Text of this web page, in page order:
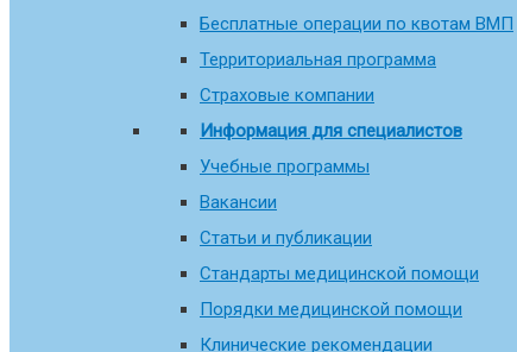
Бесплатные операции по квотам ВМП
Территориальная программа
Страховые компании
Информация для специалистов
Учебные программы
Вакансии
Статьи и публикации
Стандарты медицинской помощи
Порядки медицинской помощи
Клинические рекомендации